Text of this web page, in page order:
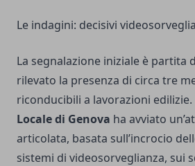
Le indagini: decisivi
La segnalazione iniziale è partita
rilevato la presenza di circa tre
riconducibili a lavorazioni edilizie.
Locale di Genova ha avviato
articolata, basata sull’incrocio
sistemi di videosorveglianza, sui